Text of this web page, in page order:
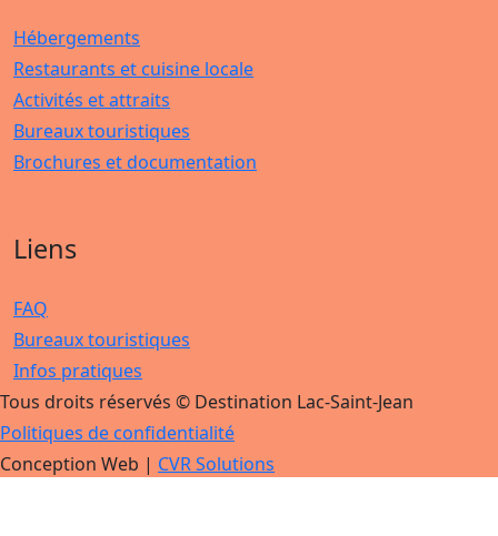
Hébergements
Restaurants et cuisine locale
Activités et attraits
Bureaux touristiques
Brochures et documentation
Liens
FAQ
Bureaux touristiques
Infos pratiques
Tous droits réservés © Destination Lac-Saint-Jean
Politiques de confidentialité
Conception Web | CVR Solutions